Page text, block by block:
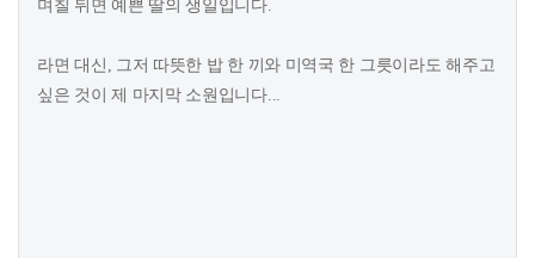
며칠 뒤면 예쁜 딸의 생일입니다.
라면 대신, 그저 따뜻한 밥 한 끼와 미역국 한 그릇이라도 해주고
싶은 것이 제 마지막 소원입니다...